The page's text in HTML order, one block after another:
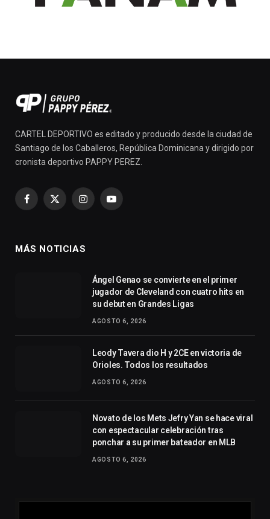
CARTEL DEPORTIVO es editado y producido desde la ciudad de
Santiago de los Caballeros, República Dominicana y dirigido por
cronista deportivo PAPPY PEREZ.
Facebook
X
InstagramYouTube
MÁS NOTICIAS
Ángel Genao se convierte en el primer
jugador de Cleveland con cuatro hits en
su debut en Grandes Ligas
AGOSTO 6, 2026
Leody Tavera dio H y 2CE en victoria de
Orioles. Todos los resultados
AGOSTO 6, 2026
Novato de los Mets Jefry Yan se hace viral
con espectacular celebración tras
ponchar a su primer bateador en MLB
AGOSTO 6, 2026